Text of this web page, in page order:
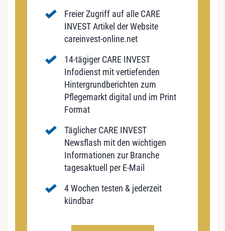
Freier Zugriff auf alle CARE
INVEST Artikel der Website
careinvest-online.net
14-tägiger CARE INVEST
Infodienst mit vertiefenden
Hintergrundberichten zum
Pflegemarkt digital und im Print
Format
Täglicher CARE INVEST
Newsflash mit den wichtigen
Informationen zur Branche
tagesaktuell per E-Mail
4 Wochen testen & jederzeit
kündbar